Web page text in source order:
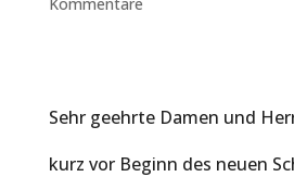
Sehr geehrte Damen und
kurz vor Beginn des neuen